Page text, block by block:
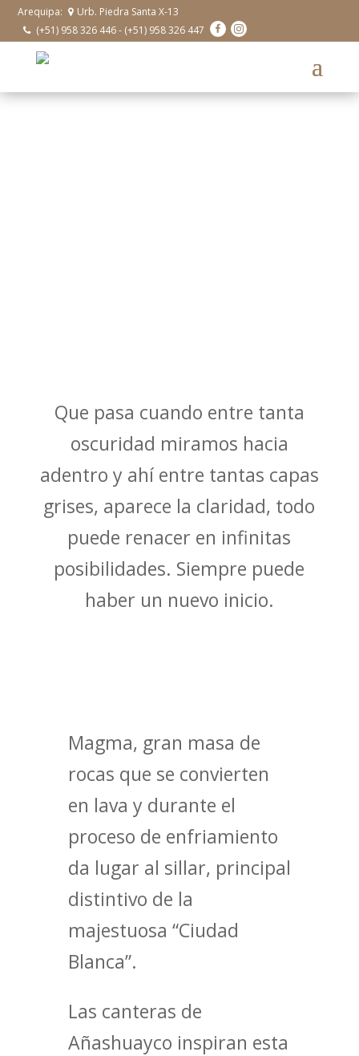
Arequipa:
Urb. Piedra Santa X-13
(+51) 958 326 446 - (+51) 958 326 447
Que pasa cuando entre tanta
oscuridad miramos hacia
adentro y ahí entre tantas capas
grises, aparece la claridad, todo
puede renacer en infinitas
posibilidades. Siempre puede
haber un nuevo inicio.
Magma, gran masa de
rocas que se convierten
en lava y durante el
proceso de enfriamiento
da lugar al sillar, principal
distintivo de la
majestuosa “Ciudad
Blanca”.
Las canteras de
Añashuayco inspiran esta